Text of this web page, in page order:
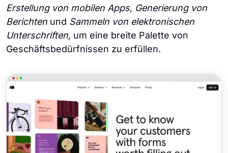
Erstellung von mobilen Apps, Generierung von
Berichten und Sammeln von elektronischen
Unterschriften, um eine breite Palette von
Geschäftsbedürfnissen zu erfüllen.